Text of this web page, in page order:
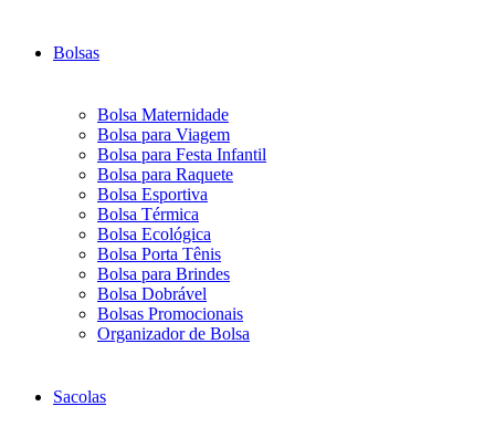
Bolsas
Bolsa Maternidade
Bolsa para Viagem
Bolsa para Festa Infantil
Bolsa para Raquete
Bolsa Esportiva
Bolsa Térmica
Bolsa Ecológica
Bolsa Porta Tênis
Bolsa para Brindes
Bolsa Dobrável
Bolsas Promocionais
Organizador de Bolsa
Sacolas